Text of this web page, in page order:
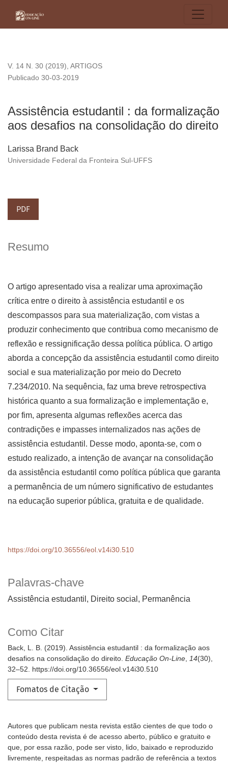
V. 14 N. 30 (2019), ARTIGOS
Assistência estudantil : da formalização
aos desafios na consolidação do direito
Publicado 30-03-2019
Larissa Brand Back
Universidade Federal da Fronteira Sul-UFFS
PDF
Palavras-chave
Assistência estudantil, Direito social, Permanência
Como Citar
Back, L. B. (2019). Assistência estudantil : da formalização aos
desafios na consolidação do direito. Educação On-Line, 14(30),
32–52. https://doi.org/10.36556/eol.v14i30.510
Fomatos de Citação
Resumo
O artigo apresentado visa a realizar uma aproximação
crítica entre o direito à assistência estudantil e os
descompassos para sua materialização, com vistas a
produzir conhecimento que contribua como mecanismo de
reflexão e ressignificação dessa política pública. O artigo
aborda a concepção da assistência estudantil como direito
social e sua materialização por meio do Decreto
7.234/2010. Na sequência, faz uma breve retrospectiva
histórica quanto a sua formalização e implementação e,
por fim, apresenta algumas reflexões acerca das
contradições e impasses internalizados nas ações de
assistência estudantil. Desse modo, aponta-se, com o
estudo realizado, a intenção de avançar na consolidação
da assistência estudantil como política pública que garanta
a permanência de um número significativo de estudantes
na educação superior pública, gratuita e de qualidade.
https://doi.org/10.36556/eol.v14i30.510
Autores que publicam nesta revista estão cientes de que todo o
conteúdo desta revista é de acesso aberto, público e gratuito e
que, por essa razão, pode ser visto, lido, baixado e reproduzido
livremente, respeitadas as normas padrão de referência a textos